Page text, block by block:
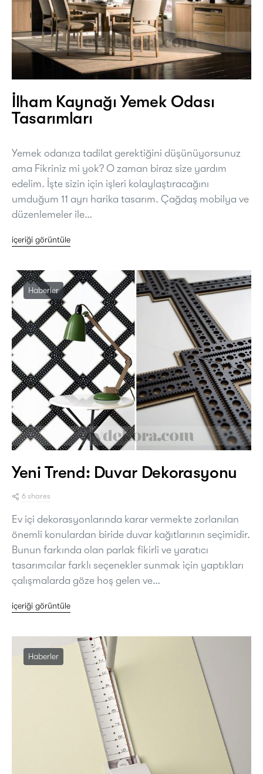
İlham Kaynağı Yemek Odası
Tasarımları
Yemek odanıza tadilat gerektiğini düşünüyorsunuz
ama Fikriniz mi yok? O zaman biraz size yardım
edelim. İşte sizin için işleri kolaylaştıracağını
umduğum 11 ayrı harika tasarım. Çağdaş mobilya ve
düzenlemeler ile…
içeriği görüntüle
Haberler
Yeni Trend: Duvar Dekorasyonu
6 shares
Ev içi dekorasyonlarında karar vermekte zorlanılan
önemli konulardan biride duvar kağıtlarının seçimidir.
Bunun farkında olan parlak fikirli ve yaratıcı
tasarımcılar farklı seçenekler sunmak için yaptıkları
çalışmalarda göze hoş gelen ve…
içeriği görüntüle
Haberler